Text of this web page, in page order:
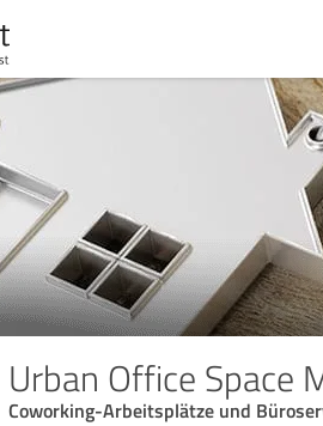
Urban Office Space
Coworking-Arbeitsplätze und